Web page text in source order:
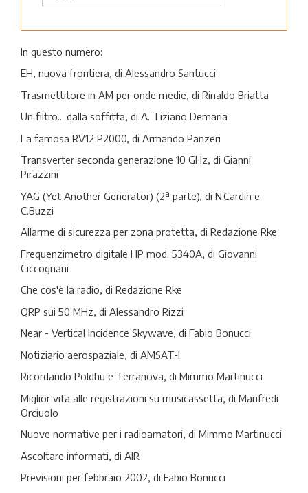
In questo numero:
EH, nuova frontiera, di Alessandro Santucci
Trasmettitore in AM per onde medie, di Rinaldo Briatta
Un filtro... dalla soffitta, di A. Tiziano Demaria
La famosa RV12 P2000, di Armando Panzeri
Transverter seconda generazione 10 GHz, di Gianni
Pirazzini
YAG (Yet Another Generator) (2ª parte), di N.Cardin e
C.Buzzi
Allarme di sicurezza per zona protetta, di Redazione Rke
Frequenzimetro digitale HP mod. 5340A, di Giovanni
Ciccognani
Che cos'è la radio, di Redazione Rke
QRP sui 50 MHz, di Alessandro Rizzi
Near - Vertical Incidence Skywave, di Fabio Bonucci
Notiziario aerospaziale, di AMSAT-I
Ricordando Poldhu e Terranova, di Mimmo Martinucci
Miglior vita alle registrazioni su musicassetta, di Manfredi
Orciuolo
Nuove normative per i radioamatori, di Mimmo Martinucci
Ascoltare informati, di AIR
Previsioni per febbraio 2002, di Fabio Bonucci